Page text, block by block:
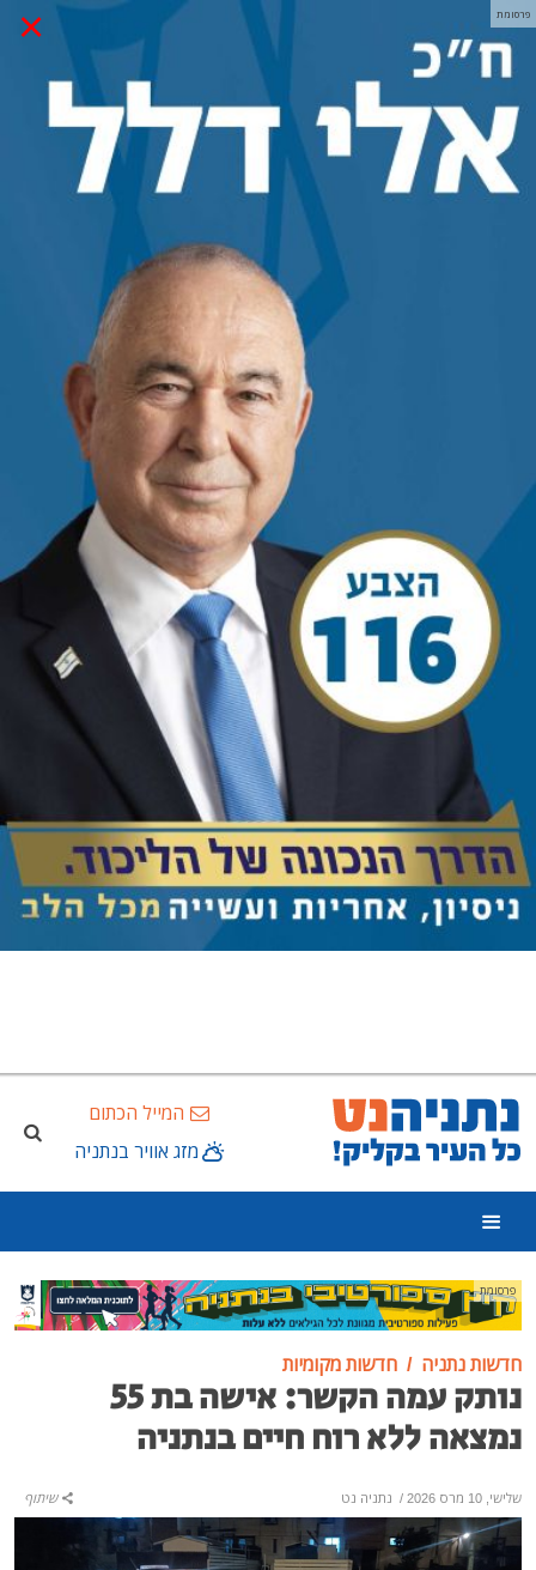
× פרסומת
המייל הכתום
מזג אוויר בנתניה
פרסומת
חדשות נתניה חדשות מקומיות
נותק עמה הקשר: אישה בת 55
נמצאה ללא רוח חיים בנתניה
שלישי, 10 מרס 2026 / נתניה נט שיתוף